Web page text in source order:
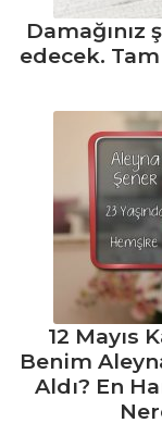
Pilavı
Bici Aşı
Pilav ve
Tüm
Marul
Mantar
Yoğurtlu
Sebze
edecek.
12 Mayıs
Benim
Aldı? En